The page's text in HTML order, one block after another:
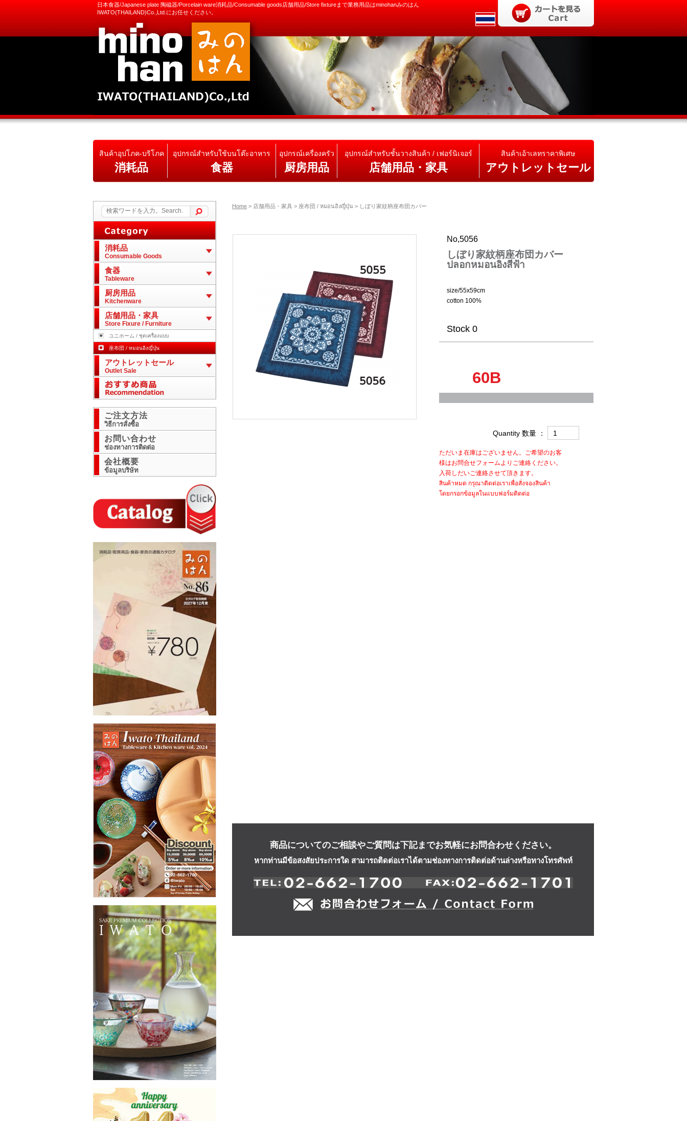
日本食器/Japanese plate 陶磁器/Porcelain ware消耗品/Consumable goods店舗用品/Store fixtureまで業務用品はminohanみのはん
IWATO(THAILAND)Co.,Ltd.にお任せください。
สินค้าอุปโภค-บริโภค
消耗品
อุปกรณ์สำหรับใช้บนโต๊ะอาหาร
食器
อุปกรณ์เครื่องครัว
厨房用品
อุปกรณ์สำหรับชั้นวางสินค้า / เฟอร์นิเจอร์
店舗用品・家具
สินค้าเอ้าเลทราคาพิเศษ
アウトレットセール
消耗品
Consumable Goods
食器
Tableware
厨房用品
Kitchenware
店舗用品・家具
Store Fixure / Furniture
ユニホーム / ชุดเครื่องแบบ
座布団 / หมอนอิงญี่ปุ่น
アウトレットセール
Outlet Sale
ご注文方法
วิธีการสั่งซื้อ
お問い合わせ
ช่องทางการติดต่อ
会社概要
ข้อมูลบริษัท
Home > 店舗用品・家具 > 座布団 / หมอนอิงญี่ปุ่น > しぼり家紋柄座布団カバー
No,5056
しぼり家紋柄座布団カバー
ปลอกหมอนอิงสีฟ้า
size/55x59cm
cotton 100%
Stock 0
60B
Quantity 数量 ：
ただいま在庫はございません。ご希望のお客
様はお問合せフォームよりご連絡ください。
入荷しだいご連絡させて頂きます。
สินค้าหมด กรุณาติดต่อเราเพื่อสั่งจองสินค้า
โดยกรอกข้อมูลในแบบฟอร์มติดต่อ
商品についてのご相談やご質問は下記までお気軽にお問合わせください。
หากท่านมีข้อสงสัยประการใด สามารถติดต่อเราได้ตามช่องทางการติดต่อด้านล่างหรือทางโทรศัพท์